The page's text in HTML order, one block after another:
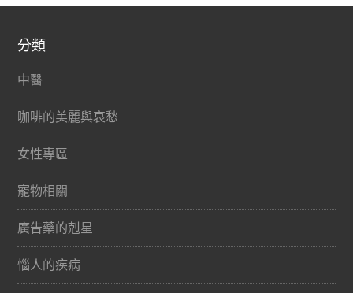
分類
中醫
咖啡的美麗與哀愁
女性專區
寵物相關
廣告藥的剋星
惱人的疾病